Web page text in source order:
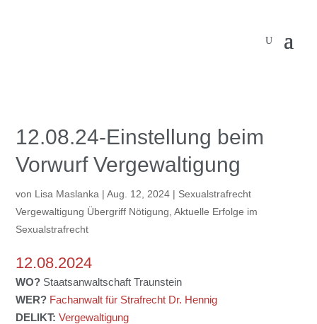
12.08.24-Einstellung beim
Vorwurf Vergewaltigung
von Lisa Maslanka |Aug. 12, 2024 | Sexualstrafrecht
Vergewaltigung Übergriff Nötigung ,Aktuelle Erfolge im
Sexualstrafrecht
12.08.2024
WO? Staatsanwaltschaft Traunstein
WER? Fachanwalt für Strafrecht Dr. Hennig
DELIKT:Vergewaltigung